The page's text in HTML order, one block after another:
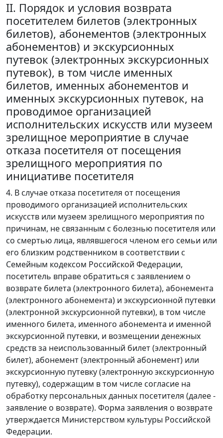
II. Порядок и условия возврата
посетителем билетов (электронных
билетов), абонементов (электронных
абонементов) и экскурсионных
путевок (электронных экскурсионных
путевок), в том числе именных
билетов, именных абонементов и
именных экскурсионных путевок, на
проводимое организацией
исполнительских искусств или музеем
зрелищное мероприятие в случае
отказа посетителя от посещения
зрелищного мероприятия по
инициативе посетителя
4. В случае отказа посетителя от посещения
проводимого организацией исполнительских
искусств или музеем зрелищного мероприятия по
причинам, не связанным с болезнью посетителя или
со смертью лица, являвшегося членом его семьи или
его близким родственником в соответствии с
Семейным кодексом Российской Федерации,
посетитель вправе обратиться с заявлением о
возврате билета (электронного билета), абонемента
(электронного абонемента) и экскурсионной путевки
(электронной экскурсионной путевки), в том числе
именного билета, именного абонемента и именной
экскурсионной путевки, и возмещении денежных
средств за неиспользованный билет (электронный
билет), абонемент (электронный абонемент) или
экскурсионную путевку (электронную экскурсионную
путевку), содержащим в том числе согласие на
обработку персональных данных посетителя (далее -
заявление о возврате). Форма заявления о возврате
утверждается Министерством культуры Российской
Федерации.